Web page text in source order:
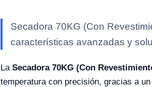
Secadora 70KG (Con
características avanzadas y
La Secadora 70KG (Con
temperatura con precisión, gracias a